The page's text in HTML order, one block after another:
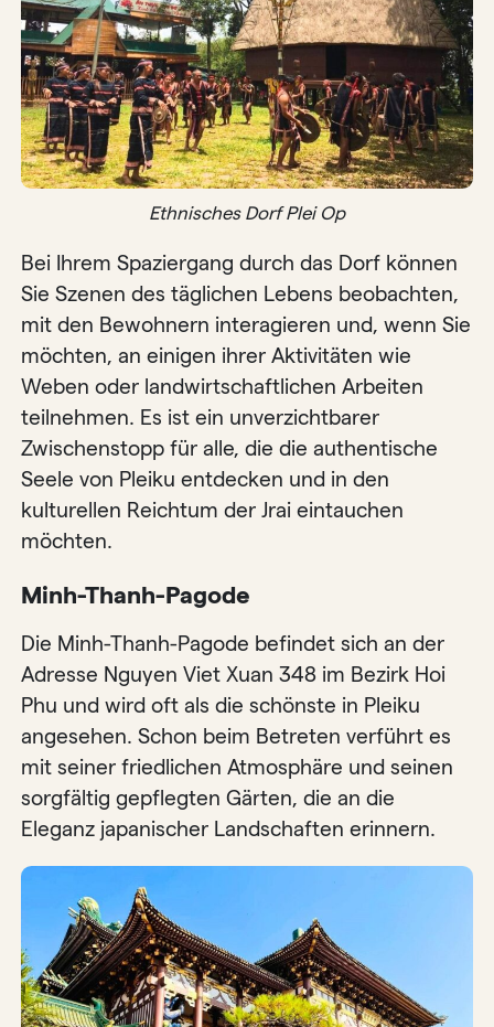
Ethnisches Dorf Plei Op
Bei Ihrem Spaziergang durch das Dorf können
Sie Szenen des täglichen Lebens beobachten,
mit den Bewohnern interagieren und, wenn Sie
möchten, an einigen ihrer Aktivitäten wie
Weben oder landwirtschaftlichen Arbeiten
teilnehmen. Es ist ein unverzichtbarer
Zwischenstopp für alle, die die authentische
Seele von Pleiku entdecken und in den
kulturellen Reichtum der Jrai eintauchen
möchten.
Minh-Thanh-Pagode
Die Minh-Thanh-Pagode befindet sich an der
Adresse Nguyen Viet Xuan 348 im Bezirk Hoi
Phu und wird oft als die schönste in Pleiku
angesehen. Schon beim Betreten verführt es
mit seiner friedlichen Atmosphäre und seinen
sorgfältig gepflegten Gärten, die an die
Eleganz japanischer Landschaften erinnern.